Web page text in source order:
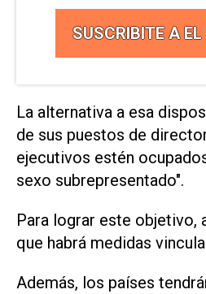
SUSCRIBITE A
La alternativa a esa
de sus puestos de
ejecutivos estén
sexo subrepresentado".
Para lograr este objetivo,
que habrá medidas
Además, los países